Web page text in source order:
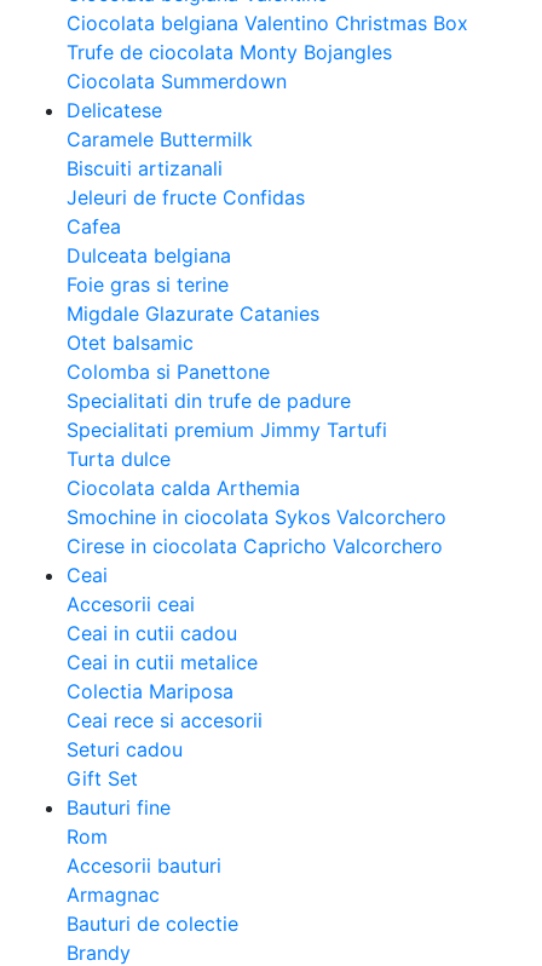
Ciocolata belgiana Valentino Christmas Box
Trufe de ciocolata Monty Bojangles
Ciocolata Summerdown
Delicatese
Caramele Buttermilk
Biscuiti artizanali
Jeleuri de fructe Confidas
Cafea
Dulceata belgiana
Foie gras si terine
Migdale Glazurate Catanies
Otet balsamic
Colomba si Panettone
Specialitati din trufe de padure
Specialitati premium Jimmy Tartufi
Turta dulce
Ciocolata calda Arthemia
Smochine in ciocolata Sykos Valcorchero
Cirese in ciocolata Capricho Valcorchero
Ceai
Accesorii ceai
Ceai in cutii cadou
Ceai in cutii metalice
Colectia Mariposa
Ceai rece si accesorii
Seturi cadou
Gift Set
Bauturi fine
Rom
Accesorii bauturi
Armagnac
Bauturi de colectie
Brandy